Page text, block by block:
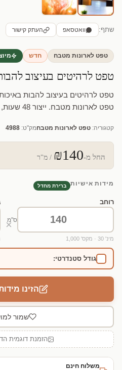
שתף: וואטסאפ העתק קישור
טפט לארונות מטבח חדש
טפט לרהיטים בעיצוב
טפט לרהיטים בעיצוב להבות
טפט לארונות מטבח. ייצור 48 שעות, חיתוך לפי מידה.
קטגוריה: טפט לארונות מטבחמק"ט: 4988
החל מ-₪140 / מ"ר
מידות אישיות ברירת מחדל
רוחב
ס"מ
מינ' 30 · מקס' 1,000
×
גודל סטנדרטי:
הזינו
שמור
הזמנת דוגמית
משלוח חינם